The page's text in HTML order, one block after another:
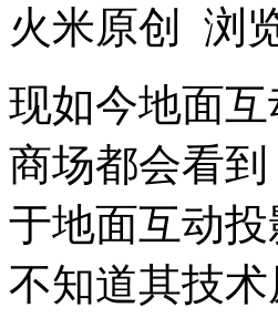
火米原创 浏
现如今地面
商场都会看
于地面互动
不知道其技